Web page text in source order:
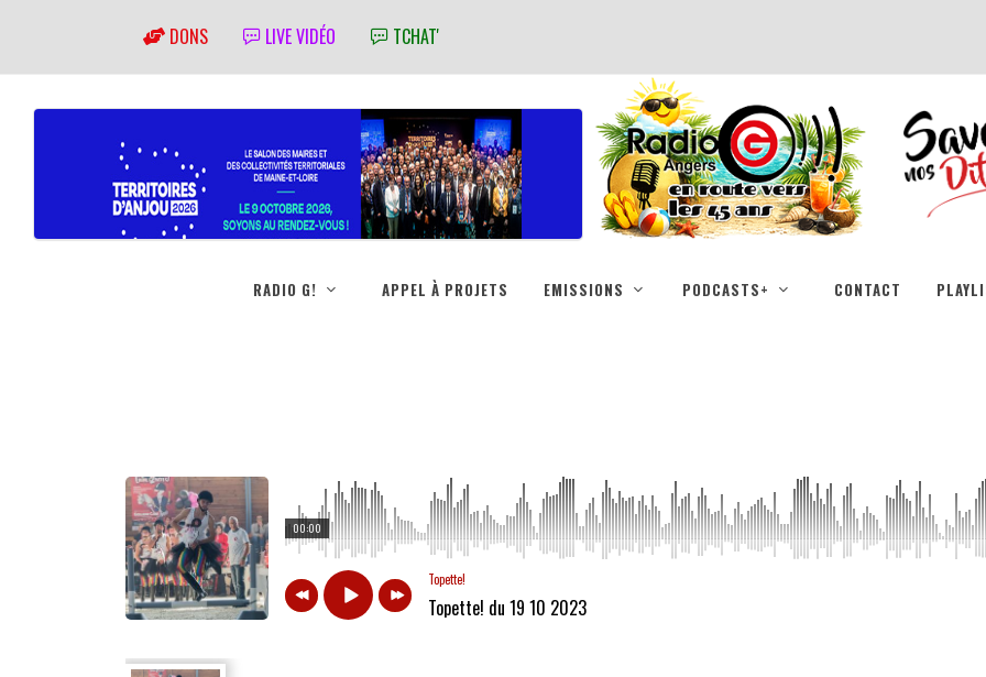
DONS LIVE VIDÉO TCHAT'
RADIO G! APPEL À PROJETS EMISSIONS PODCASTS+ CONTACT
00:00
Topette!
Topette! du 19 10 2023